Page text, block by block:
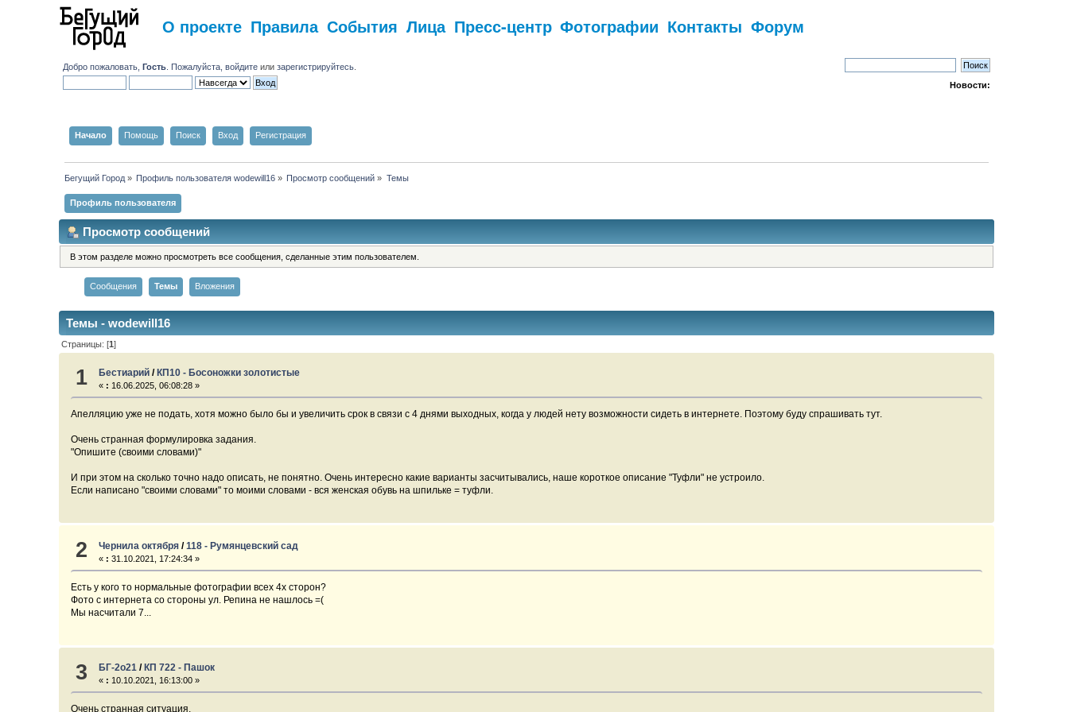
О проекте Правила События Лица Пресс-центр Фотографии Контакты Форум
Добро пожаловать,Гость . Пожалуйста,войдите илизарегистрируйтесь
Новости:
Начало Помощь Поиск Вход Регистрация
Бегущий Город» Профиль пользователя wodewill16» Просмотр сообщений » Темы
Профиль пользователя
Просмотр сообщений
В этом разделе можно просмотреть все сообщения, сделанные этим пользователем.
Сообщения Темы Вложения
Темы - wodewill16
Страницы: [1]
1 Бестиарий/ КП10 - Босоножки золотистые
« : 16.06.2025, 06:08:28 »
Апелляцию уже не подать, хотя можно было бы и увеличить срок в связи с 4 днями выходных, когда у людей нету возможности сидеть в интернете. Поэтому буду спрашивать тут.
Очень странная формулировка задания.
"Опишите (своими словами)"
И при этом на сколько точно надо описать, не понятно. Очень интересно какие варианты засчитывались, наше короткое описание "Туфли" не устроило.
Если написано "своими словами" то моими словами - вся женская обувь на шпильке = туфли.
2 Чернила октября/118 - Румянцевский сад
« : 31.10.2021, 17:24:34 »
Есть у кого то нормальные фотографии всех 4х сторон?
Фото с интернета со стороны ул. Репина не нашлось =(
Мы насчитали 7...
3 БГ-2о21/ КП 722 - Пашок
« : 10.10.2021, 16:13:00 »
Очень странная ситуация.